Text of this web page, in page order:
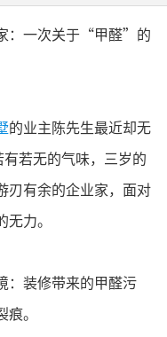
：一次关于 “甲醛”的
的业主陈先生最近却无
若无的气味，三岁的
刃有余的企业家，面对
力。
：装修带来的甲醛污
。